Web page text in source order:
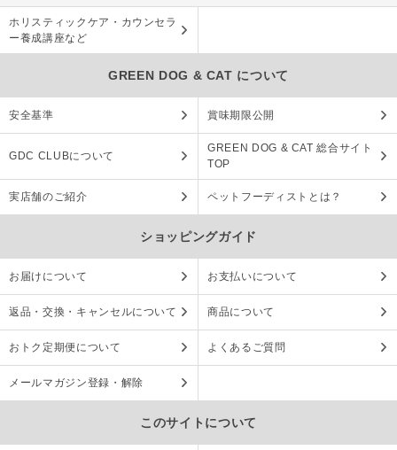
ホリスティックケア・カウンセラ
ー養成講座など
GREEN DOG & CAT について
安全基準 賞味期限公開
GDC CLUBについて
GREEN DOG & CAT 総合サイト
TOP
実店舗のご紹介 ペットフーディストとは？
ショッピングガイド
お届けについて お支払いについて
返品・交換・キャンセルについて 商品について
おトク定期便について よくあるご質問
メールマガジン登録・解除
このサイトについて